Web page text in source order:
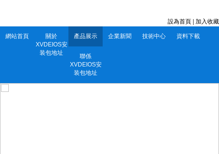
設為首頁 加入收藏
網站首頁
關於
XVDEIOS安
装包地址
產品展示 企業新聞 技術中心 資料下載
聯係
XVDEIOS安
装包地址